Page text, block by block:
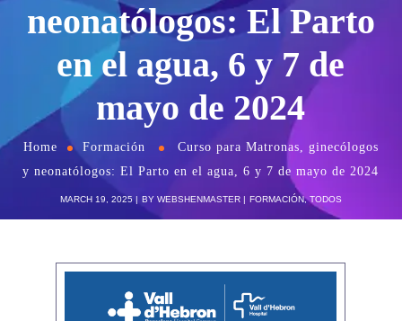
neonatólogos: El Parto
en el agua, 6 y 7 de
mayo de 2024
Home Formación
Curso para Matronas, ginecólogos
y neonatólogos: El Parto en el agua, 6 y 7 de mayo de 2024
MARCH 19, 2025 BY WEBSHENMASTER FORMACIÓN,TODOS